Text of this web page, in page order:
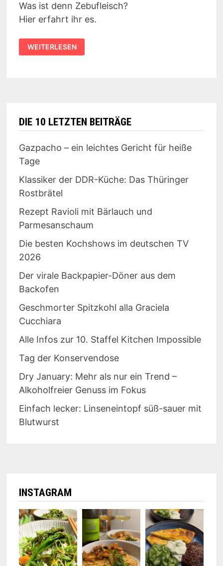
Was ist denn Zebufleisch?
Hier erfahrt ihr es.
ZEBUFLEISCH
WEITERLESEN
DIE 10 LETZTEN BEITRÄGE
Gazpacho – ein leichtes Gericht für heiße
Tage
Klassiker der DDR-Küche: Das Thüringer
Rostbrätel
Rezept Ravioli mit Bärlauch und
Parmesanschaum
Die besten Kochshows im deutschen TV
2026
Der virale Backpapier-Döner aus dem
Backofen
Geschmorter Spitzkohl alla Graciela
Cucchiara
Alle Infos zur 10. Staffel Kitchen Impossible
Tag der Konservendose
Dry January: Mehr als nur ein Trend –
Alkoholfreier Genuss im Fokus
Einfach lecker: Linseneintopf süß-sauer mit
Blutwurst
INSTAGRAM